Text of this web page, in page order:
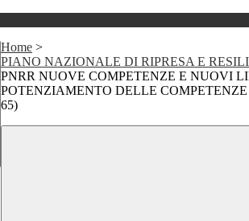
Home >
PIANO NAZIONALE DI RIPRESA E
PNRR NUOVE COMPETENZE E NUOVI
POTENZIAMENTO DELLE
65)